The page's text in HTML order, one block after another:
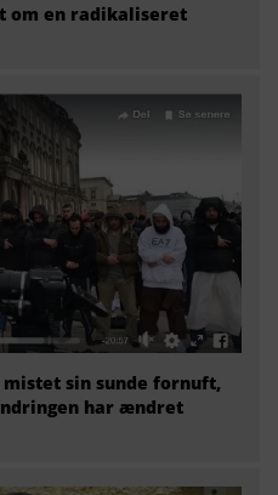
om en radikaliseret
sin sunde fornuft,
har ændret